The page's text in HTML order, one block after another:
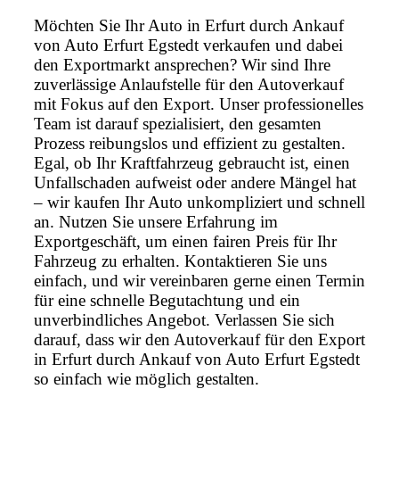
Möchten Sie Ihr Auto in Erfurt durch Ankauf
von Auto Erfurt Egstedt verkaufen und dabei
den Exportmarkt ansprechen? Wir sind Ihre
zuverlässige Anlaufstelle für den Autoverkauf
mit Fokus auf den Export. Unser professionelles
Team ist darauf spezialisiert, den gesamten
Prozess reibungslos und effizient zu gestalten.
Egal, ob Ihr Kraftfahrzeug gebraucht ist, einen
Unfallschaden aufweist oder andere Mängel hat
– wir kaufen Ihr Auto unkompliziert und schnell
an. Nutzen Sie unsere Erfahrung im
Exportgeschäft, um einen fairen Preis für Ihr
Fahrzeug zu erhalten. Kontaktieren Sie uns
einfach, und wir vereinbaren gerne einen Termin
für eine schnelle Begutachtung und ein
unverbindliches Angebot. Verlassen Sie sich
darauf, dass wir den Autoverkauf für den Export
in Erfurt durch Ankauf von Auto Erfurt Egstedt
so einfach wie möglich gestalten.